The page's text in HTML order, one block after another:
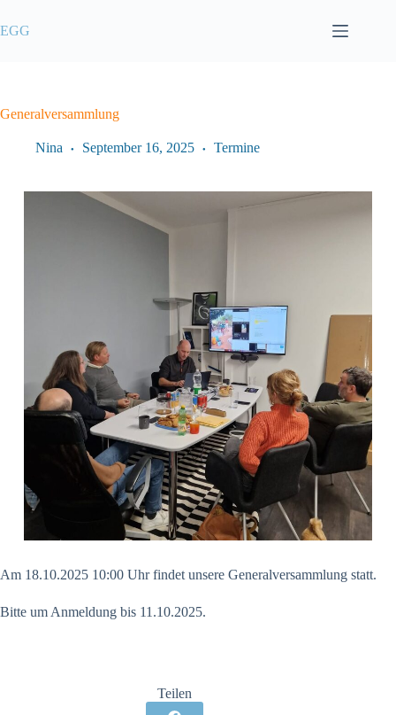
Inhalt
springen
EGG
Generalversammlung
Nina September 16, 2025 Termine
Am 18.10.2025 10:00 Uhr findet unsere Generalversammlung statt.
Bitte um Anmeldung bis 11.10.2025.
Teilen